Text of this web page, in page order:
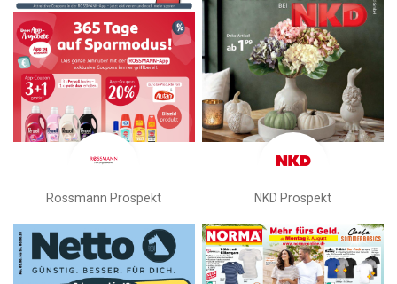
Rossmann Prospekt NKD Prospekt